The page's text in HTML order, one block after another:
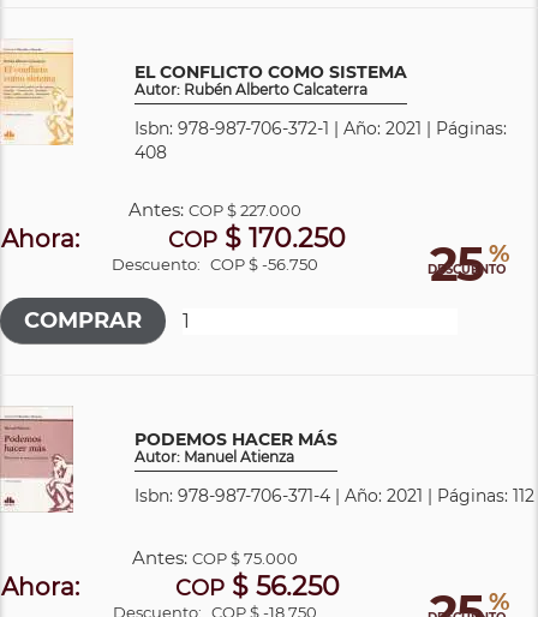
EL CONFLICTO COMO SISTEMA
Autor: Rubén Alberto Calcaterra
Isbn: 978-987-706-372-1 | Año: 2021 | Páginas:
408
25 %
DESCUENTO
Antes:COP$ 227.000
Ahora: COP $ 170.250
Descuento: COP $ -56.750
PODEMOS HACER MÁS
Autor: Manuel Atienza
Isbn: 978-987-706-371-4 | Año: 2021 | Páginas: 112
%
Antes:COP$ 75.000
Ahora: COP$ 56.250
Descuento: COP $ -18.750